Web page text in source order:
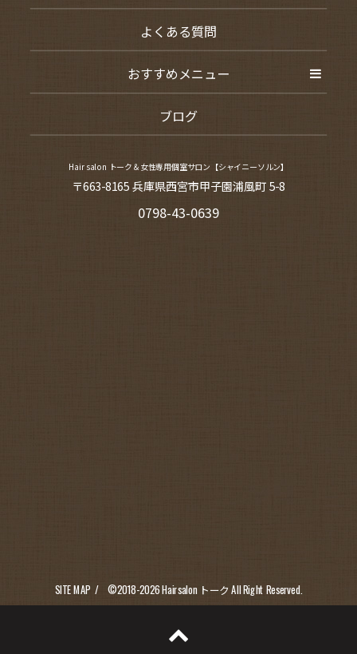
よくある質問
おすすめメニュー
ブログ
Hair salon トーク＆女性専用個室サロン【シャイニーソルン】
〒663-8165 兵庫県西宮市甲子園浦風町 5-8
0798-43-0639
SITE MAP ©2018-2026Hairsalon トーク All Right Reserved.